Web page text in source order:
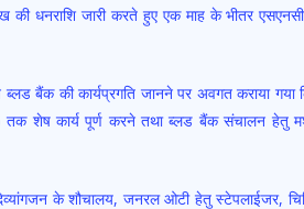
धनराशि जारी करते हुए एक माह के भीतर
ब्लड बैंक की कार्यप्रगति जानने पर अवगत कराया
तक शेष कार्य पूर्ण करने तथा ब्लड बैंक संचालन हेतु
के शौचालय, जनरल ओटी हेतु स्टेपलाईजर,